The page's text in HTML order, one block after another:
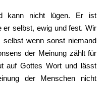
kann nicht lügen. Er ist
er selbst, ewig und fest. Wir
selbst wenn sonst niemand
der Meinung zählt für
auf Gottes Wort und lässt
der Menschen nicht